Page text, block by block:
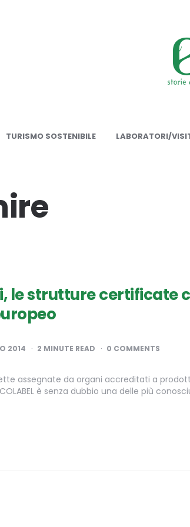
TURISMO SOSTENIBILE LABORATORI/
le strutture certificate
2014 2 MINUTE READ 0 COMMENTS
assegnate da organi accreditati a
è senza dubbio una delle più